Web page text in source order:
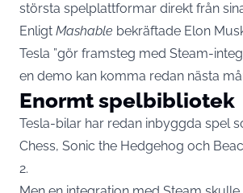
största spelplattformar direkt från
Enligt Mashable bekräftade Elon
Tesla ”gör framsteg med Steam-
en demo kan komma redan nästa
Enormt spelbibliotek
Tesla-bilar har redan inbyggda spel
Chess, Sonic the Hedgehog och
2.